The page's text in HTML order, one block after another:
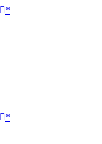
*
*